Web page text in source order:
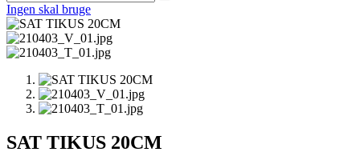
Ingen skal bruge
SAT TIKUS 20CM